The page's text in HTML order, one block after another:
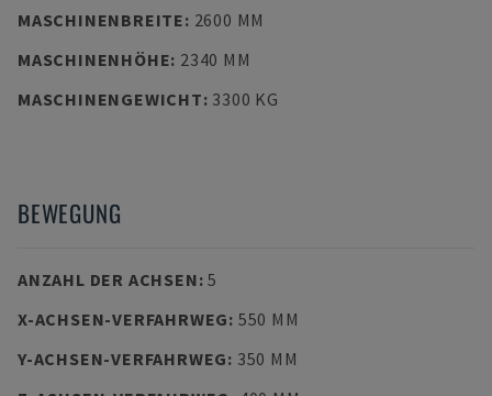
MASCHINENBREITE: 2600 MM
MASCHINENHÖHE: 2340 MM
MASCHINENGEWICHT: 3300 KG
BEWEGUNG
ANZAHL DER ACHSEN:5
X-ACHSEN-VERFAHRWEG: 550 MM
Y-ACHSEN-VERFAHRWEG: 350 MM